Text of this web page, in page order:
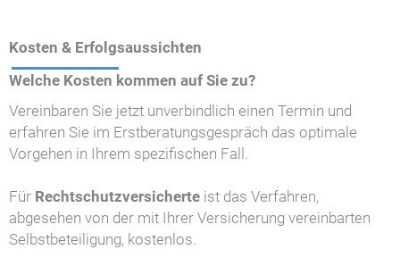
Kosten & Erfolgsaussichten
Welche Kosten kommen auf Sie zu?
Vereinbaren Sie jetzt unverbindlich einen Termin und
erfahren Sie im Erstberatungsgespräch das optimale
Vorgehen in Ihrem spezifischen Fall.
Für Rechtschutzversicherte ist das Verfahren,
abgesehen von der mit Ihrer Versicherung vereinbarten
Selbstbeteiligung, kostenlos.